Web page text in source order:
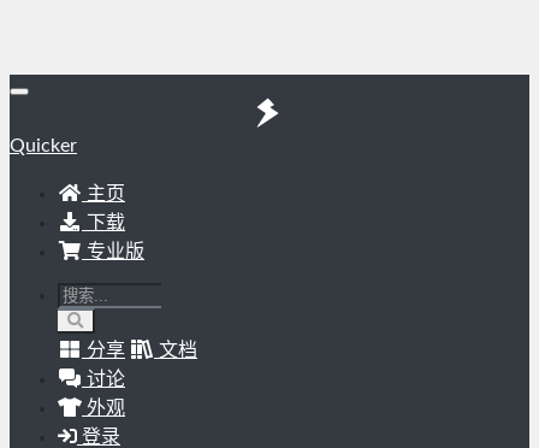
Quicker
主页
下载
专业版
分享
文档
讨论
外观
登录